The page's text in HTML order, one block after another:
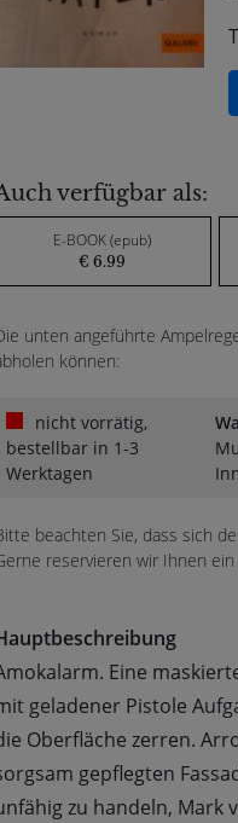
verfügbar als:
E-BOOK (epub)
€ 6.99
unten angeführte
können:
nicht vorrätig,
bestellbar in 1-3
Werktagen
beachten Sie, dass sich
reservieren wir Ihnen ein
Eine
geladener Pistole
Oberfläche zerren.
gepflegten
zu handeln, Mark